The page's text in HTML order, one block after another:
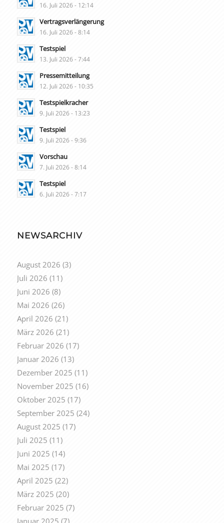
16. Juli 2026 - 12:14
Vertragsverlängerung
16. Juli 2026 - 8:14
Testspiel
13. Juli 2026 - 7:44
Pressemitteilung
12. Juli 2026 - 10:35
Testspielkracher
9. Juli 2026 - 13:23
Testspiel
9. Juli 2026 - 9:36
Vorschau
7. Juli 2026 - 8:14
Testspiel
6. Juli 2026 - 7:17
NEWSARCHIV
August 2026 (3)
Juli 2026 (11)
Juni 2026 (8)
Mai 2026 (26)
April 2026 (21)
März 2026 (21)
Februar 2026 (17)
Januar 2026 (13)
Dezember 2025 (11)
November 2025 (16)
Oktober 2025 (17)
September 2025 (24)
August 2025 (17)
Juli 2025 (11)
Juni 2025 (14)
Mai 2025 (17)
April 2025 (22)
März 2025 (20)
Februar 2025 (7)
Januar 2025 (7)